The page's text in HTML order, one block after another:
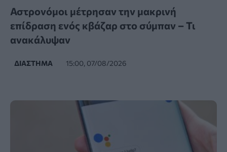
Αστρονόμοι μέτρησαν την μακρινή
επίδραση ενός κβάζαρ στο σύμπαν – Τι
ανακάλυψαν
ΔΙΆΣΤΗΜΑ 15:00, 07/08/2026